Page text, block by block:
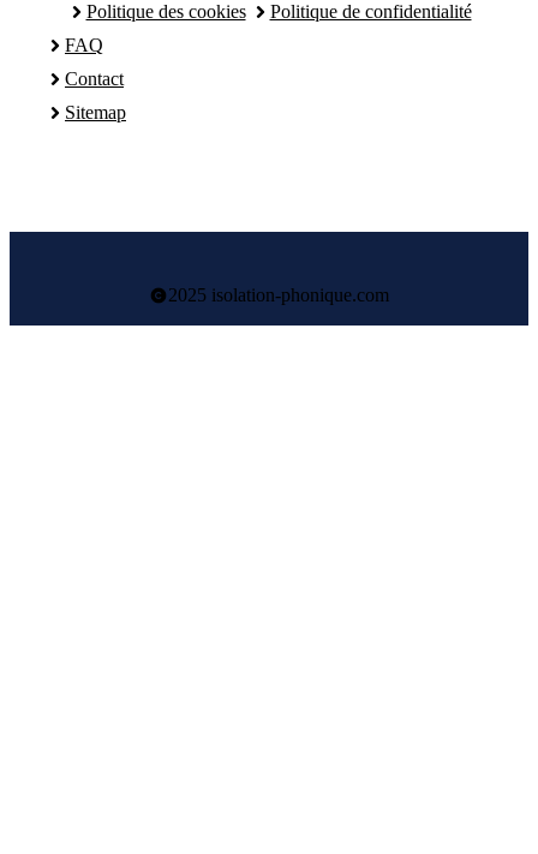
Politique des cookies
Politique de confidentialité
FAQ
Contact
Sitemap
2025 isolation-phonique.com